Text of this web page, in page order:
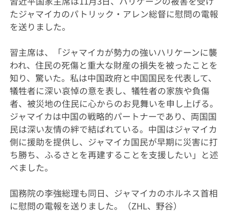
たジャマイカのパトリック・アレン総督に慰問の電報
を送りました。
習主席は、「ジャマイカが勢力の強いハリケーンに襲
われ、住民の死傷と重大な財産の損失を被ったことを
知り、驚いた。私は中国政府と中国国民を代表して、
犠牲者に深い哀悼の意を表し、犠牲者の家族や負傷
者、被災地の住民に心からのお見舞いを申し上げる。
ジャマイカは中国の戦略的パートナーであり、両国国
民は深い友情の絆で結ばれている。中国はジャマイカ
側に援助を提供し、ジャマイカ国民が早期に災害に打
ち勝ち、ふるさとを再建することを支援したい」と述
べました。
国務院の李強総理も同日、ジャマイカのホルネス首相
に慰問の電報を送りました。（ZHL、野谷）